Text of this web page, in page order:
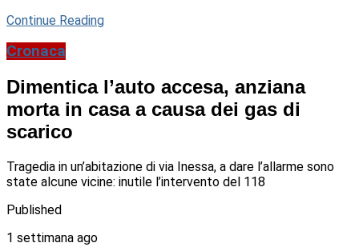
Continue Reading
Cronaca
Dimentica l’auto accesa, anziana
morta in casa a causa dei gas di
scarico
Tragedia in un’abitazione di via Inessa, a dare l’allarme sono
state alcune vicine: inutile l’intervento del 118
Published
1 settimana ago